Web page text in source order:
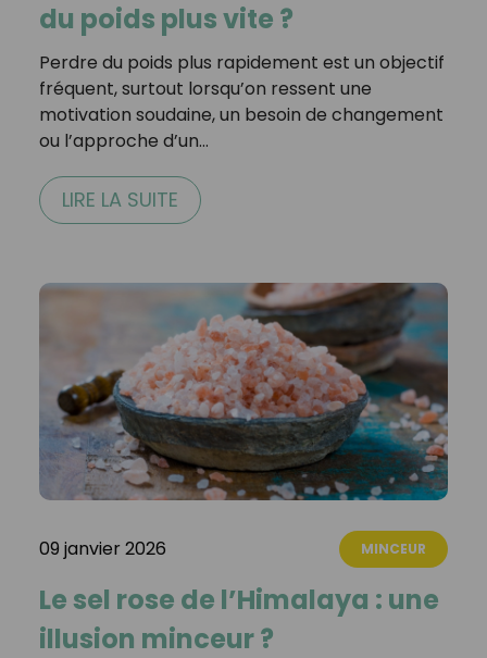
du poids plus vite ?
Perdre du poids plus rapidement est un objectif
fréquent, surtout lorsqu’on ressent une
motivation soudaine, un besoin de changement
ou l’approche d’un…
LIRE LA SUITE
09 janvier 2026 MINCEUR
Le sel rose de l’Himalaya : une
illusion minceur ?